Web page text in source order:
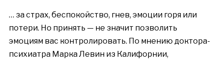
… за страх, беспокойство, гнев, эмоции горя или
потери. Но принять — не значит позволить
эмоциям вас контролировать. По мнению доктора-
психиатра Марка Левин из Калифорнии,